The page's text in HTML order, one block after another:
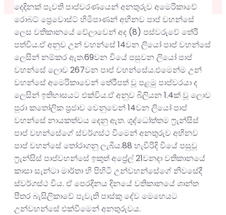
දෙදිනක් පැවති පාප්වරණයෙන් අනතුරුව අමෙරිකාවේ
රොබට් ප්‍රෙවොස්ට් හිමිපාණන් අභිනව පාප් වහන්සේ
ලෙස වතිකානයේ වේලාවෙන් අද (8) පස්වරුවේ තේරී
පත්විය.ඒ අනුව උන් වහන්සේ 14වන ලියෝ පාප් වහන්සේ
ලෙසින් නම්කර ඇත.69වන වියේ පසුවන ලියෝ පාප්
වහන්සේ ලොව 267වන පාප් වහන්සේය.එමෙන්ම උන්
වහන්සේ අමෙරිකාවෙන් තේරීපත් වූ පළමු පාප්වරයා ද
ලෙසින් ඉතිහාසයට එක්විය.ඒ අනුව බිලියන 1.4ක් වූ ලොව
පුරා කතෝලික ප්‍රජාව වෙනුවෙන් 14වන ලියෝ පාප්
වහන්සේ නායකත්වය දෙනු ඇත. ශුද්ධෝත්තම ෆ්‍රැන්සිස්
පාප් වහන්සේගේ ස්වර්ගස්ථ වීමෙන් අනතුරුව අභිනව
පාප් වහන්සේ තෝරාගනු ලැබීය.88 හැවිරිදි වියේ පසුවූ
ෆ්‍රැන්සිස් පාප්වහන්සේ ඉකුත් අප්‍රේල් 21වනදා වතිකානයේ
කාසා සැන්ටා මාර්තා හි පිහිටි උන්වහන්සේගේ නිවසේදී
ස්වර්ගස්ථ විය. ඒ පෙරදිනය දිනයේ වතිකානයේ ශාන්ත
පීතර බැසිලිකාවේ පැවැති පාස්කු දේව මෙහෙයට
උන්වහන්සේ එක්වීමෙන් අනතුරුවය.